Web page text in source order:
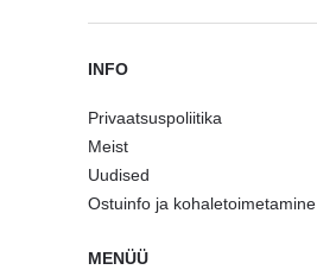
INFO
Privaatsuspoliitika
Meist
Uudised
Ostuinfo ja kohaletoimetamine
MENÜÜ